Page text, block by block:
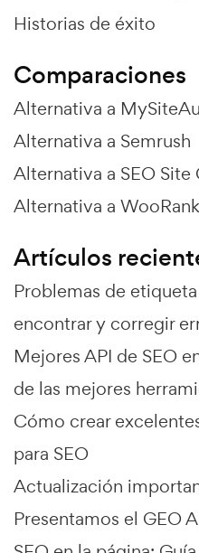
Historias de éxito
Comparaciones
Alternativa a
Alternativa a Semrush
Alternativa a SEO Site
Alternativa a WooRank
Artículos
Problemas de
encontrar y corregir
Mejores API de SEO
de las mejores
Cómo crear
para SEO
Actualización
Presentamos el GEO